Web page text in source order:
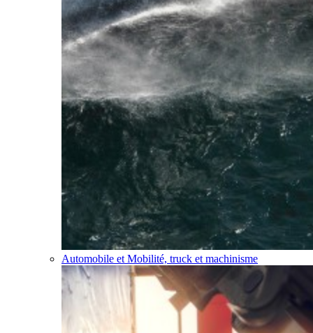
Automobile et Mobilité, truck et machinisme